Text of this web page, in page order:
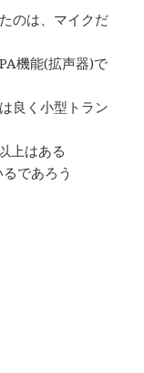
のは、マイクだ
機能(拡声器)で
良く小型トラン
上はある
であろう